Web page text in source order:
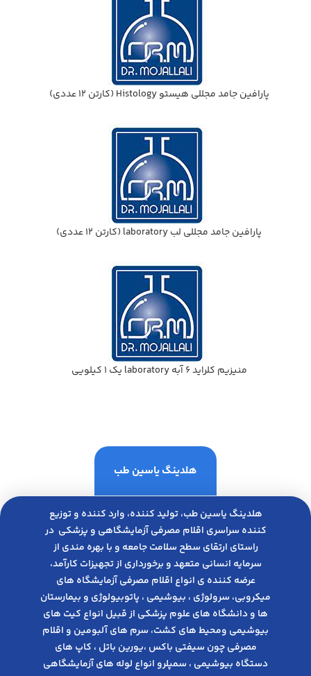
پارافين جامد مجللي هيستو Histology (كارتن 12 عددي)
پارافين جامد مجللي لب laboratory (كارتن 12 عددي)
منيزيم كلرايد 6 آبه laboratory يك 1 كيلويي
هلدینگ یاسین طب
هلدینگ یاسین طب، تولید کننده، وارد کننده و توزیع
کننده سراسری اقلام مصرفی آزمایشگاهی و پزشکی در
راﺳﺘﺎی ارﺗﻘﺎی ﺳﻄﺢ ﺳﻼﻣﺖ ﺟﺎﻣﻌﻪ و ﺑﺎ ﺑﻬﺮه ﻣﻨﺪی از
ﺳﺮﻣﺎﯾﻪ انسانی متعهد و ﺑﺮﺧﻮرداری از ﺗﺠﻬﯿﺰات ﮐﺎرآﻣﺪ،
عرضه کننده ی انواع اﻗﻼم مصرفی آزﻣﺎﯾﺸﮕﺎه های
میکروبی، ﺳﺮوﻟﻮژی ، ﺑﯿﻮﺷﯿﻤﯽ ، پاتوبیولوژی و بیمارستان
ها و دانشگاه های علوم پزشکی از قبیل انواع کیت های
بیوشیمی ومحیط های کشت، سرم های آلبومین و اقلام
مصرفی چون سیفتی باکس ،یورین باتل ، کاپ های
دستگاه بیوشیمی ، سمپلرو انواع لوله های آزمایشگاهی